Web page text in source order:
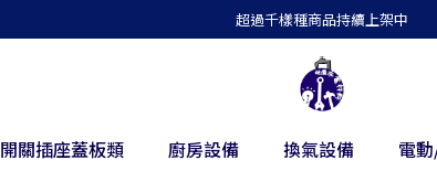
超過千樣種商品持續上架中
開關插座蓋板類 廚房設備 換氣設備 電